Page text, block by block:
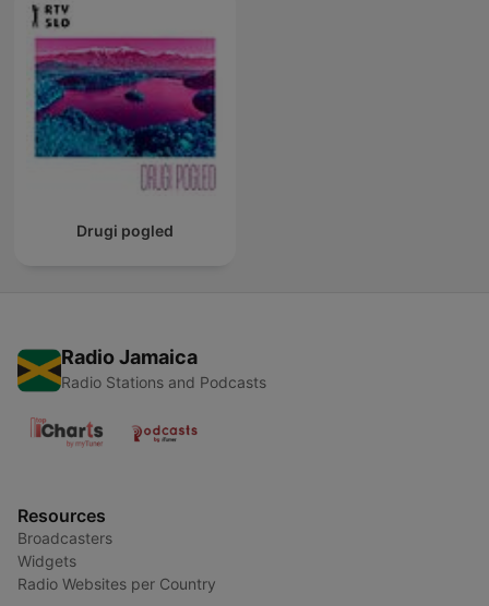
Drugi pogled
Radio Jamaica
Radio Stations and Podcasts
Resources
Broadcasters
Widgets
Radio Websites per Country